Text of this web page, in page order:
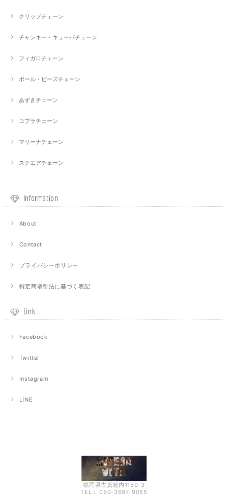
クリップチェーン
チャンキー・キューバチェーン
フィガロチェーン
ボール・ビーズチェーン
あずきチェーン
コプラチェーン
マリーナチェーン
スクエアチェーン
Information
About
Contact
プライバシーポリシー
特定商取引法に基づく表記
Link
Facebook
Twitter
Instagram
LINE
福岡県古賀筵内1150-3
TEL： 050-3697-9055